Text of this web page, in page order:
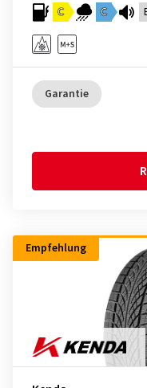
C C
Garantie
Empfehlung